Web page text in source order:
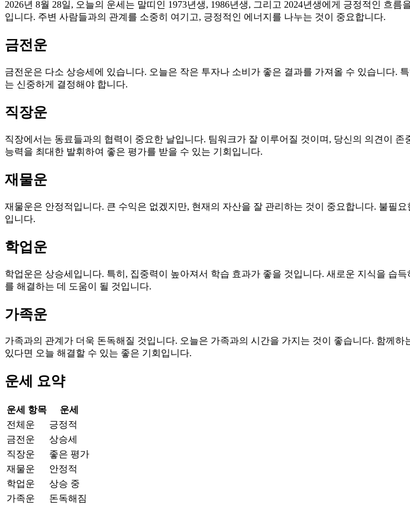
2026년 8월 28일, 오늘의 운세는 말띠인 1973년생, 1986년생, 그리고 2024년생에게 긍정적인 흐
입니다. 주변 사람들과의 관계를 소중히 여기고, 긍정적인 에너지를 나누는 것이 중요합니다.
금전운
금전운은 다소 상승세에 있습니다. 오늘은 작은 투자나 소비가 좋은 결과를 가져올 수 있습니다.
는 신중하게 결정해야 합니다.
직장운
직장에서는 동료들과의 협력이 중요한 날입니다. 팀워크가 잘 이루어질 것이며, 당신의 의견이
능력을 최대한 발휘하여 좋은 평가를 받을 수 있는 기회입니다.
재물운
재물운은 안정적입니다. 큰 수익은 없겠지만, 현재의 자산을 잘 관리하는 것이 중요합니다. 불필
입니다.
학업운
학업운은 상승세입니다. 특히, 집중력이 높아져서 학습 효과가 좋을 것입니다. 새로운 지식을 습
를 해결하는 데 도움이 될 것입니다.
가족운
가족과의 관계가 더욱 돈독해질 것입니다. 오늘은 가족과의 시간을 가지는 것이 좋습니다. 함께
있다면 오늘 해결할 수 있는 좋은 기회입니다.
운세 요약
운세 항목
운세
전체운
긍정적
금전운
상승세
직장운
좋은 평가
재물운
안정적
학업운
상승 중
가족운
돈독해짐